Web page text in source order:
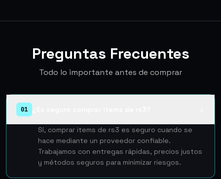
Preguntas Frecuentes
Todo lo importante antes de comprar
01
Sí, comprar items de rs3 es seguro cuando se
hace mediante un proveedor confiable.
Trabajamos con entregas rápidas, precios justos
y métodos seguros para minimizar riesgos.